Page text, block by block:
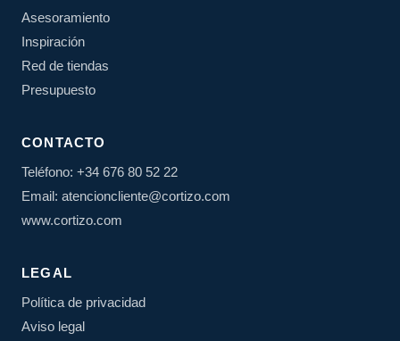
Asesoramiento
Inspiración
Red de tiendas
Presupuesto
CONTACTO
Teléfono: +34 676 80 52 22
Email: atencioncliente@cortizo.com
www.cortizo.com
LEGAL
Política de privacidad
Aviso legal